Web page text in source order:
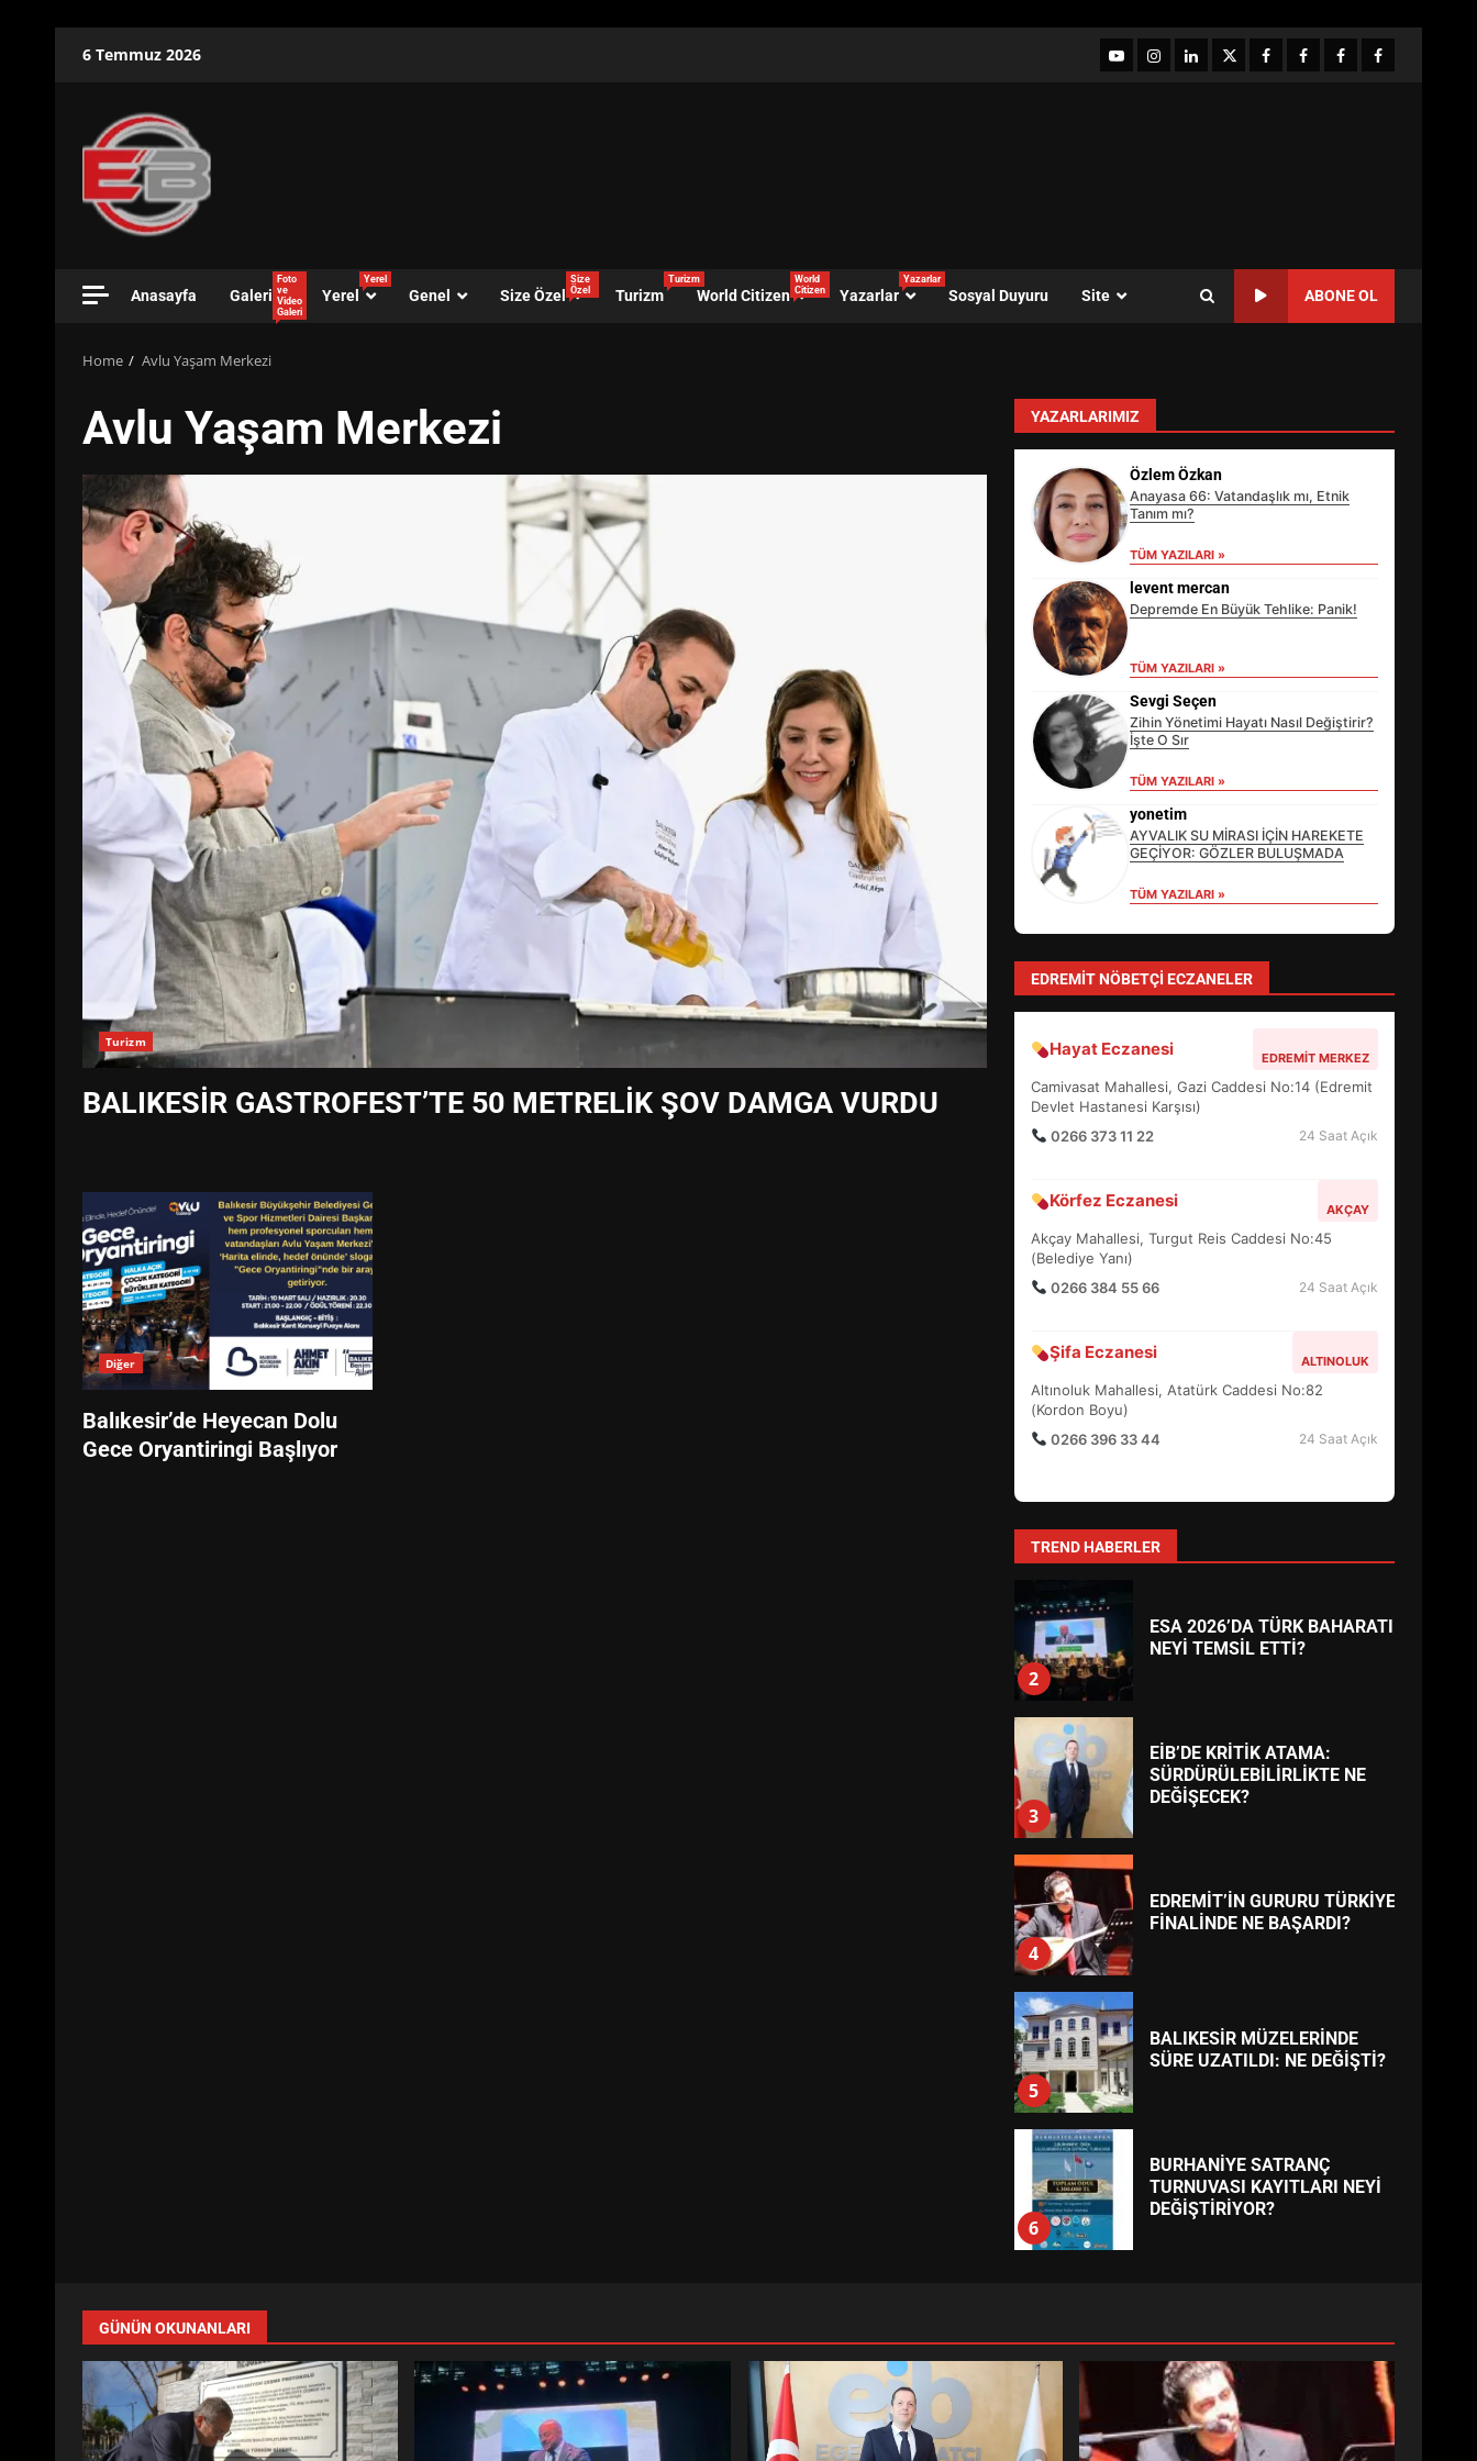
6 Temmuz 2026 YouTubeInstagram
LinkedIntwitterfacebook-Facebook-
Facebook-Facebook-
Anasayfa Galeri
Foto
ve
Video
Galeri
Yerel
Yerel
Genel Size Özel
Size
Özel
Turizm
Turizm
World Citizen
World
Citizen
Yazarlar
Yazarlar
Sosyal Duyuru Site ABONE OL
Home Avlu Yaşam Merkezi
Avlu Yaşam Merkezi
Turizm
BALIKESİR GASTROFEST’TE 50 METRELİK ŞOV DAMGA VURDU
Diğer
Balıkesir’de Heyecan Dolu
Gece Oryantiringi Başlıyor
YAZARLARIMIZ
Özlem Özkan
Anayasa 66: Vatandaşlık mı, Etnik
Tanım mı?
TÜM YAZILARI »
levent mercan
Depremde En Büyük Tehlike: Panik!
TÜM YAZILARI »
Sevgi Seçen
Zihin Yönetimi Hayatı Nasıl Değiştirir?
İşte O Sır
TÜM YAZILARI »
yonetim
AYVALIK SU MİRASI İÇİN HAREKETE
GEÇİYOR: GÖZLER BULUŞMADA
TÜM YAZILARI »
EDREMIT NÖBETÇI ECZANELER
Hayat Eczanesi EDREMIT MERKEZ
Camivasat Mahallesi, Gazi Caddesi No:14 (Edremit
Devlet Hastanesi Karşısı)
0266 373 11 22
24 Saat Açık
Körfez Eczanesi AKÇAY
Akçay Mahallesi, Turgut Reis Caddesi No:45
(Belediye Yanı)
0266 384 55 66
24 Saat Açık
Şifa Eczanesi ALTINOLUK
Altınoluk Mahallesi, Atatürk Caddesi No:82
(Kordon Boyu)
0266 396 33 44
24 Saat Açık
TREND HABERLER
EİB’DE KRİTİK ATAMA:
SÜRDÜRÜLEBİLİRLİKTE NE
DEĞİŞECEK?
4
EDREMİT’İN GURURU TÜRKİYE
FİNALİNDE NE BAŞARDI?
5
BALIKESİR MÜZELERİNDE
SÜRE UZATILDI: NE DEĞİŞTİ?
6
BURHANİYE SATRANÇ
DEĞİŞTİRİYOR?
7
BURHANİYE
BELEDİYESPOR’DA YENİ
YÖNETİM NASIL ŞEKİLLENDİ?
1
HAREKETE GEÇİYOR: GÖZLER
2
ESA 2026’DA TÜRK BAHARATI
NEYİ TEMSİL ETTİ?
3
EİB’DE KRİTİK ATAMA:
SÜRDÜRÜLEBİLİRLİKTE NE
DEĞİŞECEK?
4
EDREMİT’İN GURURU TÜRKİYE
FİNALİNDE NE BAŞARDI?
5
BALIKESİR MÜZELERİNDE
SÜRE UZATILDI: NE DEĞİŞTİ?
6
BURHANİYE SATRANÇ
TURNUVASI KAYITLARI NEYİ
DEĞİŞTİRİYOR?
7
YÖNETİM NASIL ŞEKİLLENDİ?
AYVALIK SU MİRASI İÇİN
GÜNÜN OKUNANLARI